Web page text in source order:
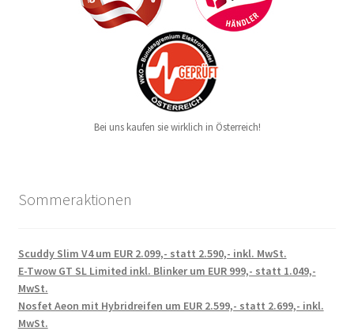
Bei uns kaufen sie wirklich in Österreich!
Sommeraktionen
Scuddy Slim V4 um EUR 2.099,- statt 2.590,- inkl. MwSt.
E-Twow GT SL Limited inkl. Blinker um EUR 999,- statt 1.049,-
MwSt.
Nosfet Aeon mit Hybridreifen um EUR 2.599,- statt 2.699,- inkl.
MwSt.